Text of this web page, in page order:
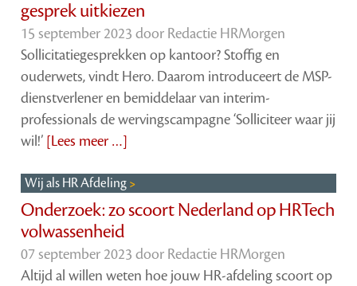
gesprek uitkiezen
15 september 2023 door Redactie HRMorgen
Sollicitatiegesprekken op kantoor? Stoffig en
ouderwets, vindt Hero. Daarom introduceert de MSP-
dienstverlener en bemiddelaar van interim-
professionals de wervingscampagne ‘Solliciteer waar jij
wil!’ [Lees meer …]
Wij als HR Afdeling
Onderzoek: zo scoort Nederland op HRTech
volwassenheid
07 september 2023 door Redactie HRMorgen
Altijd al willen weten hoe jouw HR-afdeling scoort op